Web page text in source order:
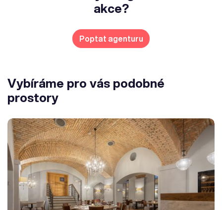
akce?
Poptat agenturu
Vybíráme pro vás podobné
prostory